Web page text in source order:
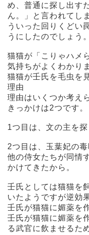
め、普通に探し出す
ん。」と言われてし
ういった回りくどい
うにしたのでしょう。
猫猫が「こりゃハメ
気持ちがよくわかり
猫猫が壬氏を毛虫を
理由
理由はいくつか考え
きっかけは2つです。
1つ目は、文の主を
2つ目は、玉葉妃の
他の侍女たちが同情
かけてきたから。
壬氏としては猫猫を
いたようですが逆効
壬氏が猫猫に媚薬を
壬氏が猫猫に媚薬を
る武官に飲ませるた